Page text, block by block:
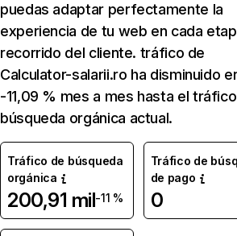
puedas adaptar perfectamente la
experiencia de tu web en cada
recorrido del cliente. tráfico de
Calculator-salarii.ro ha disminuido
-11,09 % mes a mes hasta el
búsqueda orgánica actual.
Tráfico de búsqueda
orgánica
200,91 mil-11 %
Tráfico de
de pago
0